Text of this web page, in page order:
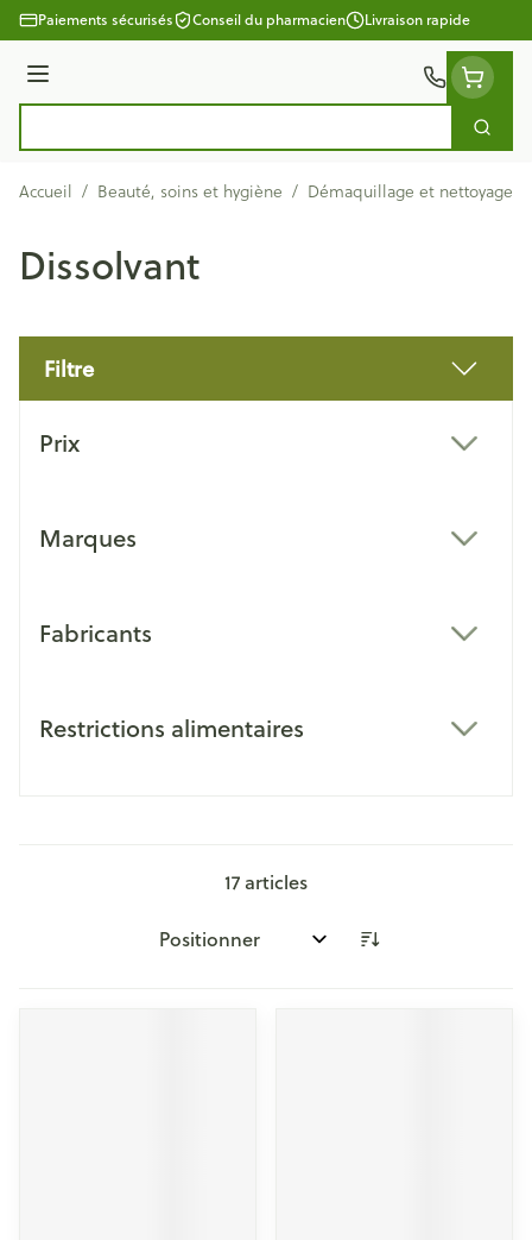
Aller au contenu
Paiements sécurisés Conseil du pharmacien Livraison rapide
Menu
Accueil / Beauté, soins et hygiène / Démaquillage et nettoyage
Dissolvant
Filtre
Prix
Marques
Fabricants
Restrictions alimentaires
17 articles
Trier par: